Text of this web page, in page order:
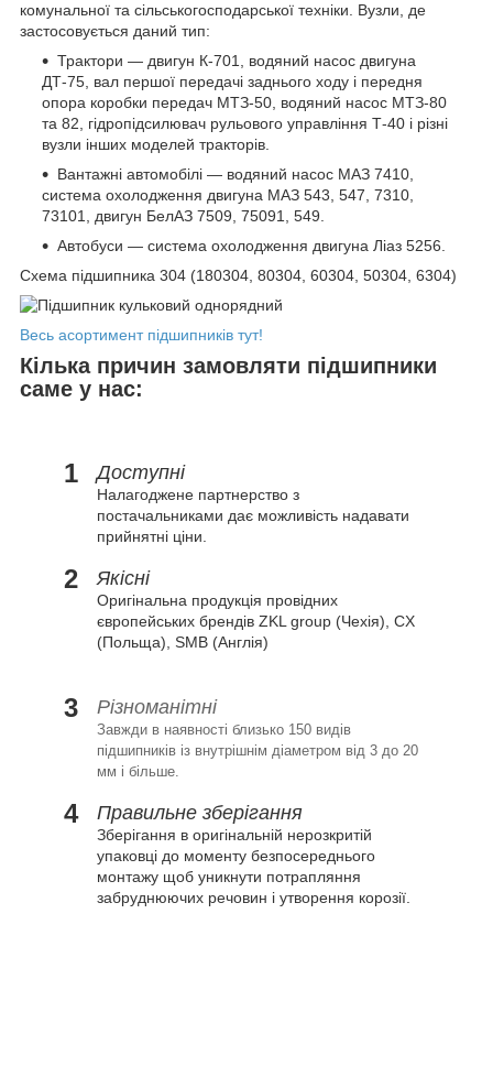
комунальної та сільськогосподарської техніки. Вузли, де
застосовується даний тип:
Трактори — двигун К-701, водяний насос двигуна
ДТ-75, вал першої передачі заднього ходу і передня
опора коробки передач МТЗ-50, водяний насос МТЗ-80
та 82, гідропідсилювач рульового управління Т-40 і різні
вузли інших моделей тракторів.
Вантажні автомобілі — водяний насос МАЗ 7410,
система охолодження двигуна МАЗ 543, 547, 7310,
73101, двигун БелАЗ 7509, 75091, 549.
Автобуси — система охолодження двигуна Ліаз 5256.
Схема підшипника 304 (180304, 80304, 60304, 50304, 6304)
Весь асортимент підшипників тут!
Кілька причин замовляти підшипники
саме у нас:
1 Доступні
Налагоджене партнерство з
постачальниками дає можливість надавати
прийнятні ціни.
2 Якісні
Оригінальна продукція провідних
європейських брендів ZKL group (Чехія), CX
(Польща), SMB (Англія)
3 Різноманітні
Завжди в наявності близько 150 видів
підшипників із внутрішнім діаметром від 3 до 20
мм і більше.
4 Правильне зберігання
Зберігання в оригінальній нерозкритій
упаковці до моменту безпосереднього
монтажу щоб уникнути потрапляння
забруднюючих речовин і утворення корозії.